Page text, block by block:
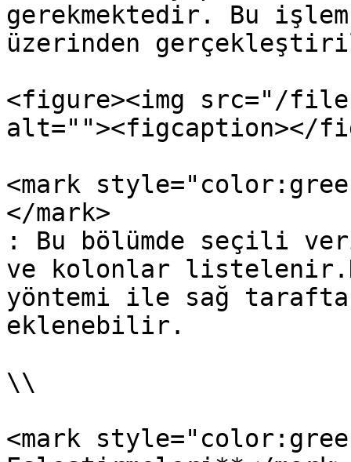
gerekmektedir. Bu
üzerinden
<figure><img src="/files/
alt=""><figcaption></
<mark
</mark>
: Bu bölümde seçili
ve kolonlar
yöntemi ile sağ
eklenebilir.
\\
<mark